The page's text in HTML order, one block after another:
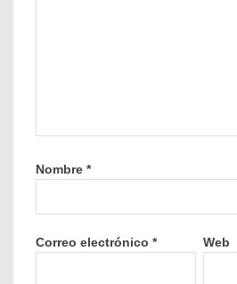
Nombre *
Correo electrónico * Web